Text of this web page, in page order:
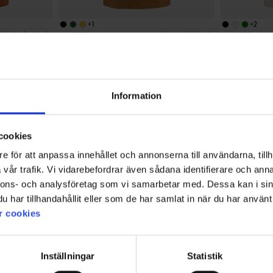
Information
för att anpassa innehållet och annonserna till användarna,
trafik. Vi vidarebefordrar även sådana identifierare och
och analysföretag som vi samarbetar med. Dessa kan i
har tillhandahållit eller som de har samlat in när du har
cookies
Inställningar Statistik
4.5 ud af 5 stjerner
+1
2925
39 kr. 75 kr.
Vurdering: 4.5 ud af 5
+2
2923
39 kr.
4.0
Vurdering:4.0
ud
af
Baseret på 6 stemmer og 3